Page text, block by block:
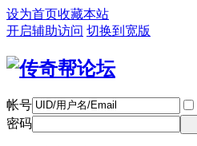
设为首页收藏本站
开启辅助访问 切换到宽版
帐号
密码